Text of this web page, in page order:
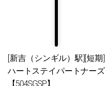
[新吉（シンギル）駅][短期]
ハートステイパートナーズ
【504SGSP】